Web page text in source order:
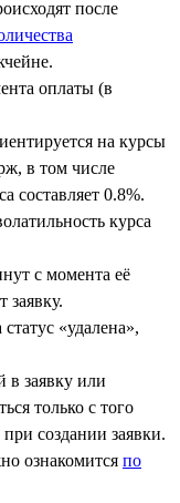
после
оплаты (в
на курсы
в том числе
составляет 0.8%.
курса
с момента её
заявку.
«удалена»,
в заявку или
только с того
создании заявки.
ознакомится по